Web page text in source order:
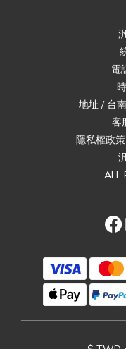
電
地址 / 台
客
隱私權政策
ALL